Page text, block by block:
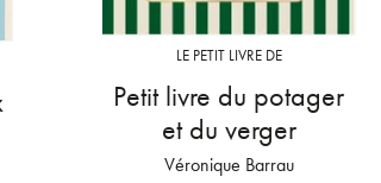
LE PETIT LIVRE DE
Petit livre du potager
et du verger
Véronique Barrau